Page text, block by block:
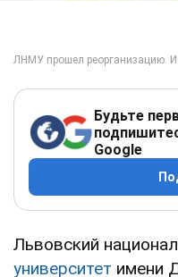
Будьте
Google
Львовский
университет имени